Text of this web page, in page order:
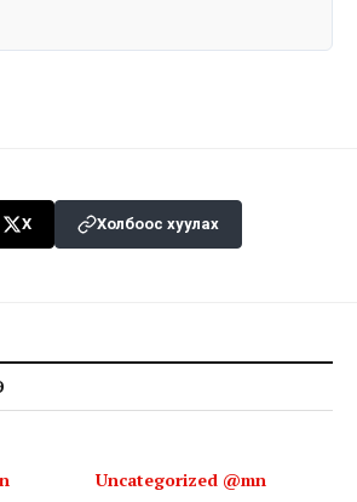
X Холбоос хуулах
Uncategorized @mn